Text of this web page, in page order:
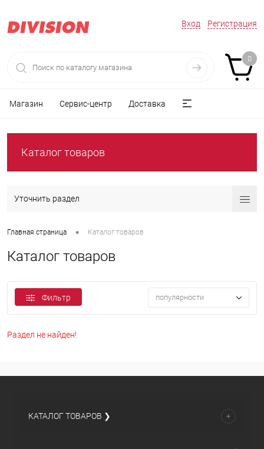
Вход Регистрация
0
Магазин Сервис-центр Доставка
Каталог товаров
Уточнить раздел
Главная страница • Каталог товаров
Каталог товаров
Фильтр популярности
Раздел не найден!
КАТАЛОГ ТОВАРОВ ❯